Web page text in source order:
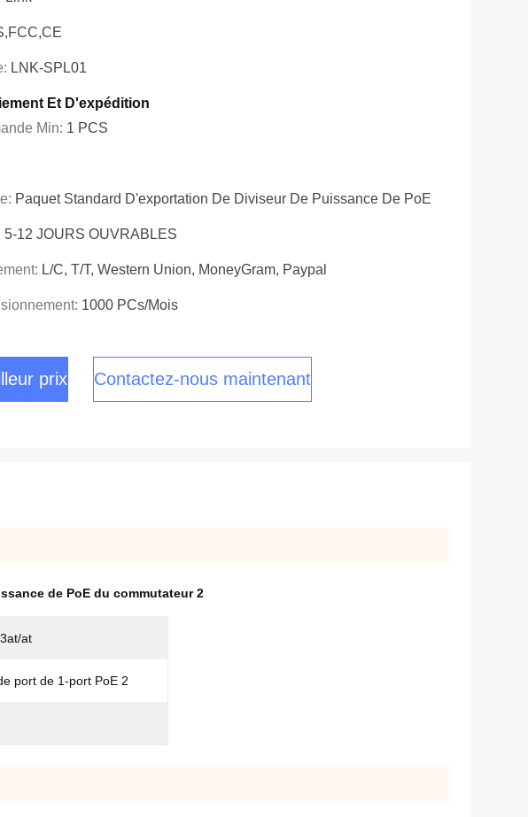
LNK-SPL01
Et D'expédition
Min: 1 PCS
Paquet Standard D'exportation De Diviseur De Puissance De PoE
5-12 JOURS OUVRABLES
L/C, T/T, Western Union, MoneyGram, Paypal
1000 PCs/mois
prix Contactez-nous maintenant
de PoE du commutateur 2
at
port de 1-port PoE 2